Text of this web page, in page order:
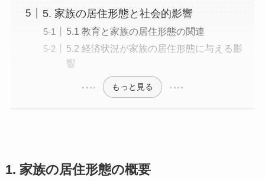
5. 家族の居住形態と社会的影響
5.1 教育と家族の居住形態の関連
5.2 経済状況が家族の居住形態に与える影
響
もっと見る
1. 家族の居住形態の概要